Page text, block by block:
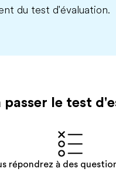
du test d'évaluation.
passer le test
répondrez à des